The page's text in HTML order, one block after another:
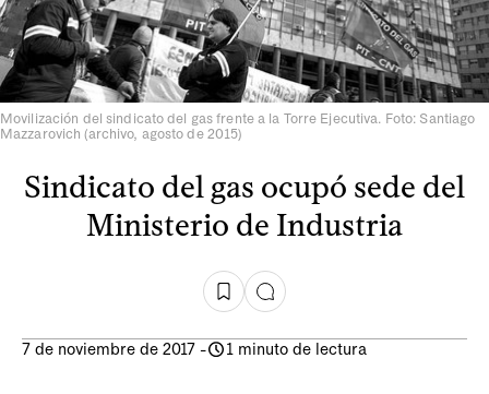
Movilización del sindicato del gas frente a la Torre Ejecutiva. Foto: Santiago
Mazzarovich (archivo, agosto de 2015)
Sindicato del gas ocupó sede del
Ministerio de Industria
7 de noviembre de 2017 - 1 minuto de lectura